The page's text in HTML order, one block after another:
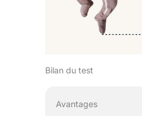
Bilan du test
Avantages